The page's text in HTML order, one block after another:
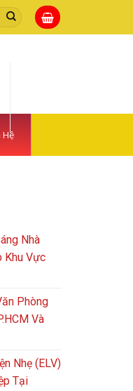
Hệ
Nhà
Khu Vực
Phòng
Và
Nhẹ (ELV)
Tại